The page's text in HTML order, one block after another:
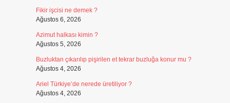
Fikir işcisi ne demek ?
Ağustos 6, 2026
Azimut halkası kimin ?
Ağustos 5, 2026
Buzluktan çıkarılıp pişirilen et tekrar buzluğa konur mu ?
Ağustos 4, 2026
Ariel Türkiye’de nerede üretiliyor ?
Ağustos 4, 2026